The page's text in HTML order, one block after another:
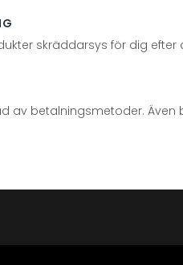
skräddarsys för dig
av betalningsmetoder. Även